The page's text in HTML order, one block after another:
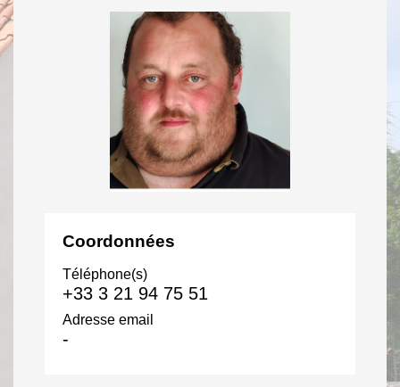
Coordonnées
Téléphone(s)
+33 3 21 94 75 51
Adresse email
-